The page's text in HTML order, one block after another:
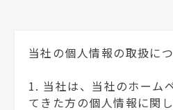
当社の個人情報の取扱に
1. 当社は、当社のホーム
てきた方の個人情報に関